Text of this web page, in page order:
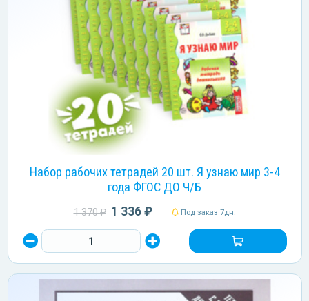
Набор рабочих тетрадей 20 шт. Я узнаю мир 3-4
года ФГОС ДО Ч/Б
1 370 ₽ 1 336 ₽ Под заказ 7дн.